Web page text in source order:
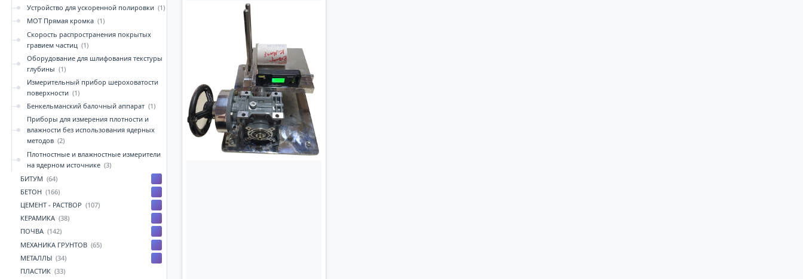
Устройство для ускоренной полировки (1)
MOT Прямая кромка (1)
Скорость распространения покрытых
гравием частиц (1)
Оборудование для шлифования текстуры
глубины (1)
Измерительный прибор шероховатости
поверхности (1)
Бенкельманский балочный аппарат (1)
Приборы для измерения плотности и
влажности без использования ядерных
методов (2)
Плотностные и влажностные измерители
на ядерном источнике (3)
БИТУМ (64)
БЕТОН (166)
ЦЕМЕНТ - РАСТВОР (107)
КЕРАМИКА (38)
ПОЧВА (142)
МЕХАНИКА ГРУНТОВ (65)
МЕТАЛЛЫ (34)
ПЛАСТИК (33)